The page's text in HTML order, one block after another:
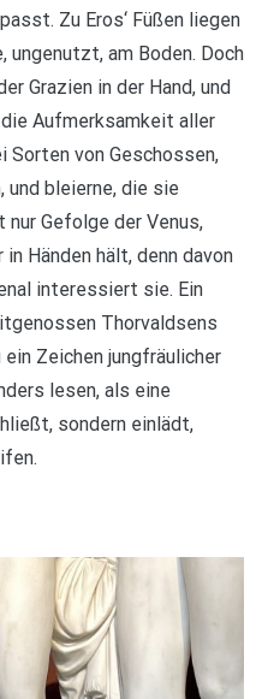
Zu Eros‘ Füßen liegen
ungenutzt, am Boden. Doch
Grazien in der Hand, und
Aufmerksamkeit aller
Sorten von Geschossen,
und bleierne, die sie
Gefolge der Venus,
Händen hält, denn davon
interessiert sie. Ein
Thorvaldsens
Zeichen jungfräulicher
lesen, als eine
sondern einlädt,